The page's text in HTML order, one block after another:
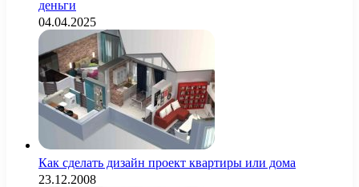
деньги
04.04.2025
Как сделать дизайн проект квартиры или дома
23.12.2008